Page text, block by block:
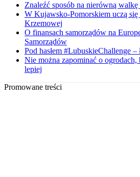
Znaleźć sposób na nierówną
W Kujawsko-Pomorskiem uczą
Krzemowej
O finansach samorządów na
Samorządów
Pod hasłem #LubuskieChallenge –
Nie można zapominać o
lepiej
Promowane treści